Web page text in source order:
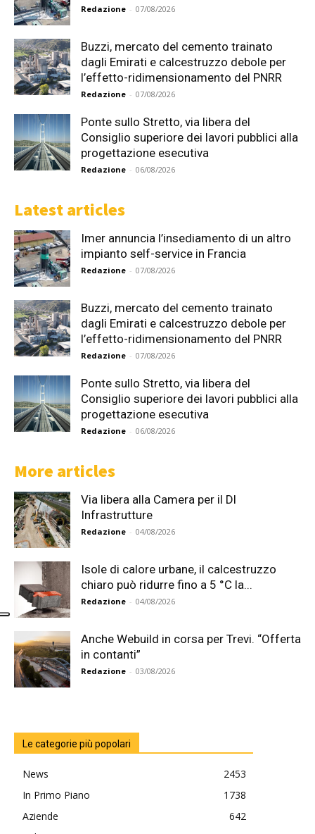
Redazione - 07/08/2026
Buzzi, mercato del cemento trainato
dagli Emirati e calcestruzzo debole per
l’effetto-ridimensionamento del PNRR
Redazione - 07/08/2026
Ponte sullo Stretto, via libera del
Consiglio superiore dei lavori pubblici alla
progettazione esecutiva
Redazione - 06/08/2026
Latest articles
Imer annuncia l’insediamento di un altro
impianto self-service in Francia
Redazione - 07/08/2026
Buzzi, mercato del cemento trainato
dagli Emirati e calcestruzzo debole per
l’effetto-ridimensionamento del PNRR
Redazione - 07/08/2026
Ponte sullo Stretto, via libera del
Consiglio superiore dei lavori pubblici alla
progettazione esecutiva
Redazione - 06/08/2026
More articles
Via libera alla Camera per il Dl
Infrastrutture
Redazione - 04/08/2026
Isole di calore urbane, il calcestruzzo
chiaro può ridurre fino a 5 °C la...
Redazione - 04/08/2026
Anche Webuild in corsa per Trevi. “Offerta
in contanti”
Redazione - 03/08/2026
Le categorie più popolari
News
2453
In Primo Piano
1738
Aziende
642